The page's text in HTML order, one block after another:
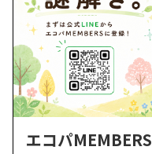
エコパMEMBERS